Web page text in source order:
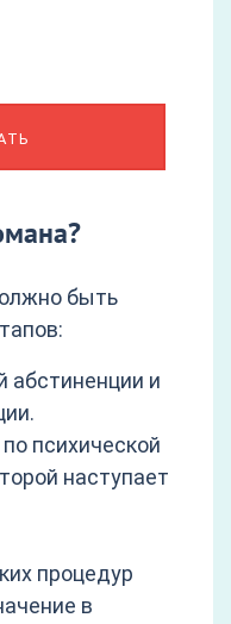
быть
абстиненции и
психической
наступает
процедур
в